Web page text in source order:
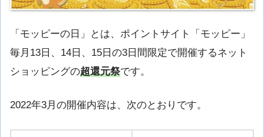
「モッピーの日」とは、ポイントサイト「モッピー」
毎月13日、14日、15日の3日間限定で開催するネット
ショッピングの超還元祭です。
2022年3月の開催内容は、次のとおりです。